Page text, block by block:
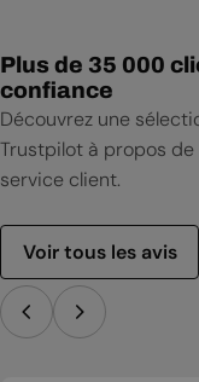
Plus de 35 000
confiance
Découvrez une
Trustpilot à propos
service client.
Voir tous les avis